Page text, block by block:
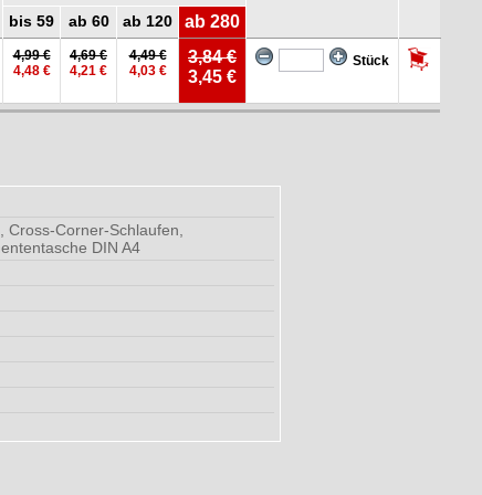
bis 59
ab 60 ab 120 ab 280
4,99 €
4,48 €
4,69 €
4,21 €
4,49 €
4,03 €
3,84 €
3,45 €
Stück
Corner-Schlaufen,
DIN A4